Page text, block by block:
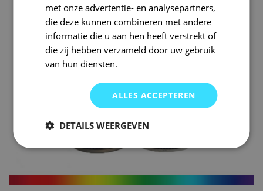
met onze advertentie- en analysepartners,
die deze kunnen combineren met andere
informatie die u aan hen heeft verstrekt of
die zij hebben verzameld door uw gebruik
van hun diensten.
ALLES ACCEPTEREN
DETAILS WEERGEVEN